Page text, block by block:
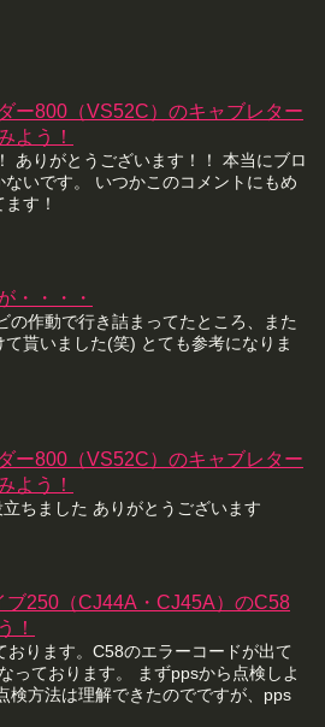
ー800（VS52C）のキャブレター
よう！
ありがとうございます！！ 本当にブロ
いです。 いつかこのコメントにもめ
す！
・・・・
の作動で行き詰まってたところ、また
貰いました(笑) とても参考になりま
ー800（VS52C）のキャブレター
よう！
ちました ありがとうございます
ブ250（CJ44A・CJ45A）のC58
！
おります。C58のエラーコードが出て
っております。 まずppsから点検しよ
検方法は理解できたのでですが、pps